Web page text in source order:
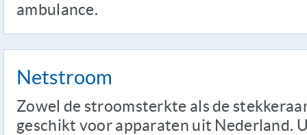
ambulance.
Netstroom
Zowel de stroomsterkte als de
geschikt voor apparaten uit Nederland.